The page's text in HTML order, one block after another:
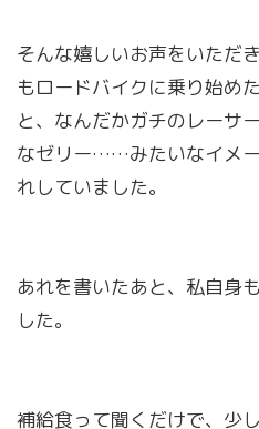
そんな嬉しいお声をいただ
もロードバイクに乗り始め
と、なんだかガチのレーサ
なゼリー……みたいなイメ
れしていました。
あれを書いたあと、私自身
した。
補給食って聞くだけで、少